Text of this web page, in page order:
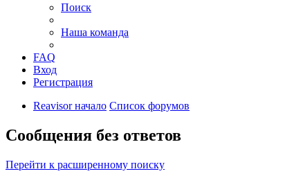
Поиск
Наша команда
FAQ
Вход
Регистрация
Reavisor начало Список форумов
Сообщения без ответов
Перейти к расширенному поиску